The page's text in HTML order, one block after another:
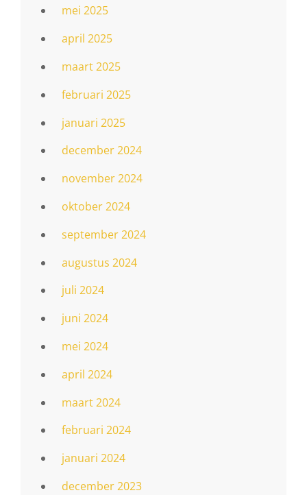
mei 2025
april 2025
maart 2025
februari 2025
januari 2025
december 2024
november 2024
oktober 2024
september 2024
augustus 2024
juli 2024
juni 2024
mei 2024
april 2024
maart 2024
februari 2024
januari 2024
december 2023